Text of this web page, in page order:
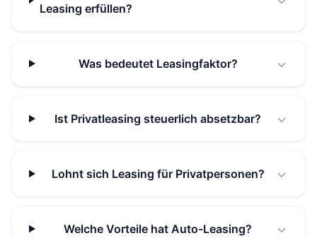
Leasing erfüllen?
Was bedeutet Leasingfaktor?
Ist Privatleasing steuerlich absetzbar?
Lohnt sich Leasing für Privatpersonen?
Welche Vorteile hat Auto-Leasing?